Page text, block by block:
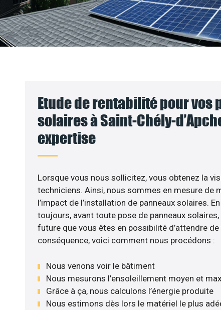
Etude de rentabilité pour vos
solaires à Saint-Chély-
expertise
Lorsque vous nous sollicitez, vous obtenez la
techniciens. Ainsi, nous sommes en mesure de
l’impact de l’installation de panneaux solaires.
toujours, avant toute pose de panneaux
future que vous êtes en possibilité d’attendre
conséquence, voici comment nous procédons :
Nous venons voir le bâtiment
Nous mesurons l’ensoleillement moyen et
Grâce à ça, nous calculons l’énergie produite
Nous estimons dès lors le matériel le plus